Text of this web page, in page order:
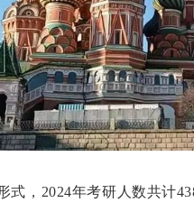
式，2024年考研人数共计